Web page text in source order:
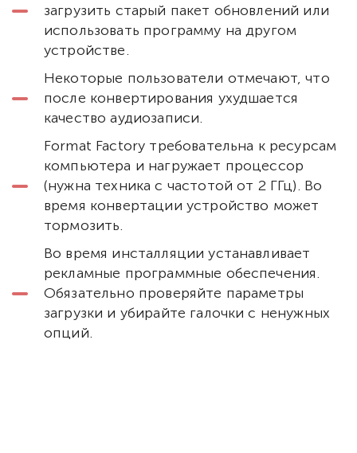
загрузить старый пакет обновлений или
использовать программу на другом
устройстве.
Некоторые пользователи отмечают, что
после конвертирования ухудшается
качество аудиозаписи.
Format Factory требовательна к ресурсам
компьютера и нагружает процессор
(нужна техника с частотой от 2 ГГц). Во
время конвертации устройство может
тормозить.
Во время инсталляции устанавливает
рекламные программные обеспечения.
Обязательно проверяйте параметры
загрузки и убирайте галочки с ненужных
опций.